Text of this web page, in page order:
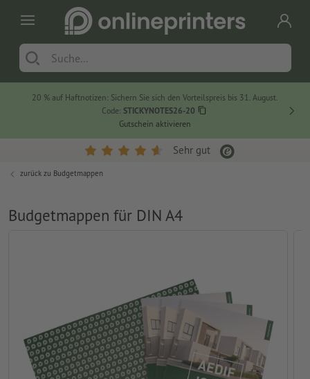
20 % auf Haftnotizen: Sichern Sie sich den Vorteilspreis bis 31. August.
Code: STICKYNOTES26-20
Gutschein aktivieren
Sehr gut
zurück zu Budgetmappen
Budgetmappen für DIN A4